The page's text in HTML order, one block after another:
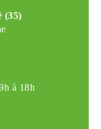
(35)
à 18h